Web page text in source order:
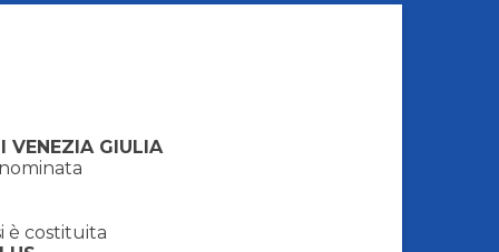
VENEZIA GIULIA
è costituita